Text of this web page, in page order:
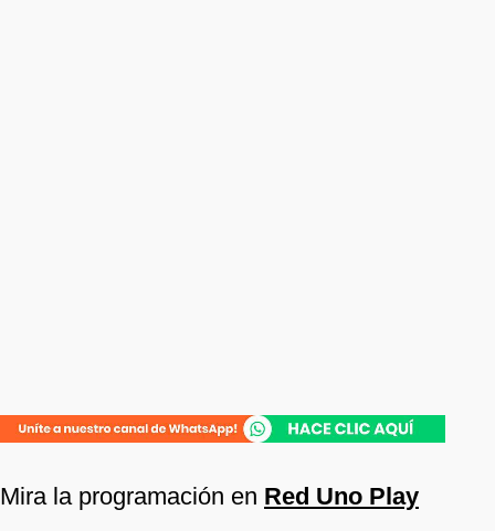
Mira la programación en Red Uno Play